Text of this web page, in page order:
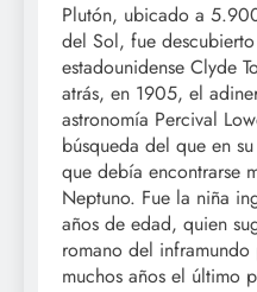
Plutón, ubicado a
del Sol, fue
estadounidense Clyde
atrás, en 1905, el
astronomía Percival
búsqueda del que en
que debía encontrarse
Neptuno. Fue la niña
años de edad, quien
romano del
muchos años el último